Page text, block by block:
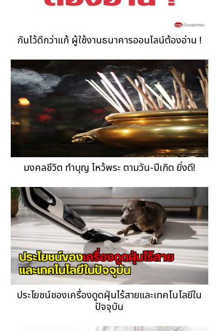
กันไว้ดีกว่าแก้ ผู้ใช้งานธนาคารออนไลน์ต้องอ่าน !
มงคลชีวิต ทำบุญ ไหว้พระ ตามวัน-ปีเกิด ยิ่งดี!
ประโยชน์ของเครื่องดูดฝุ่นไร้สายและเทคโนโลยีใน
ปัจจุบัน